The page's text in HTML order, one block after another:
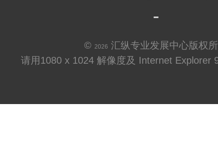
© 2026 汇纵专业发展中心版权
请用1080 x 1024 解像度及 Internet Explorer